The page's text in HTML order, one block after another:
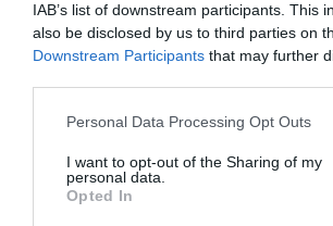
IAB’s list of downstream participants. This
also be disclosed by us to third parties on
Downstream Participants that may further
Please note that this website/app uses one
not limited to your visit or usage behaviour.
grant or deny consent to Google and its
use your data for below specified purposes
Personal Data Processing Opt Outs
I want to opt-out of the Sharing of my
personal data.
Opted In